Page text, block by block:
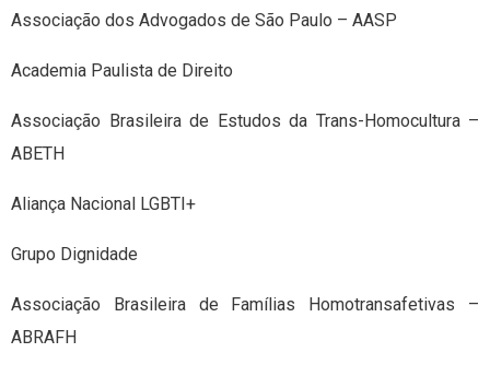
Associação dos Advogados de São Paulo – AASP
Academia Paulista de Direito
Associação Brasileira de Estudos da Trans-Homocultura –
ABETH
Aliança Nacional LGBTI+
Grupo Dignidade
Associação Brasileira de Famílias Homotransafetivas –
ABRAFH